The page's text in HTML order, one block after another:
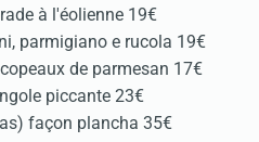
à l'éolienne 19€
parmigiano e rucola 19€
de parmesan 17€
piccante 23€
façon plancha 35€